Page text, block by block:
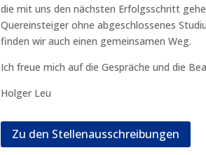
die mit uns den nächsten Erfolgsschritt
Quereinsteiger ohne abgeschlossenes
finden wir auch einen gemeinsamen Weg.
Ich freue mich auf die Gespräche und die
Holger Leu
Zu den Stellenausschreibungen